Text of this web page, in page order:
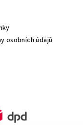
osobních údajů